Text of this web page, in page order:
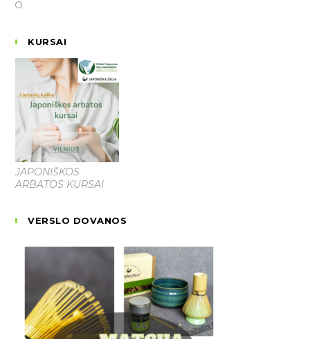
KURSAI
JAPONIŠKOS
ARBATOS KURSAI
VERSLO DOVANOS